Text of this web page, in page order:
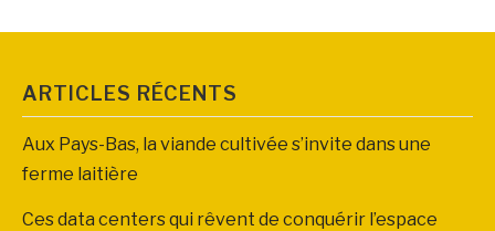
ARTICLES RÉCENTS
Aux Pays-Bas, la viande cultivée s’invite dans une
ferme laitière
Ces data centers qui rêvent de conquérir l’espace